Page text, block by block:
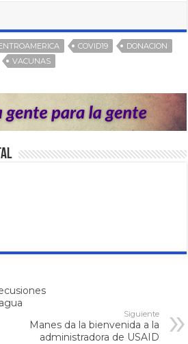
COVID19
DONACION
VACUNAS
Siguiente
Manes da la bienvenida a la
administradora de USAID